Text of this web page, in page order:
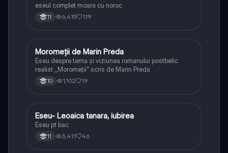
eseul complet moara cu noroc
11 6,415 119
Limba și literatura română
Moromeții de Marin Preda
Eseu despre tema și viziunea romanului postbelic
realist ,,Moromeții" scris de Marin Preda
10 1,102 19
Limba și literatura română
Eseu- Leoaica tanara, iubirea
Eseu pt bac
11 3,411 46